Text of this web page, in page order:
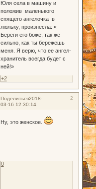
Юля села в машину и
положив маленького
спящего ангелочка в
люльку, произнесла: «
Береги его боже, так же
сильно, как ты бережешь
меня. Я верю, что ее ангел-
хранитель всегда будет с
ней!»
+2
Поделиться 2
2018-
03-16 12:30:14
Ну, это женское.
0